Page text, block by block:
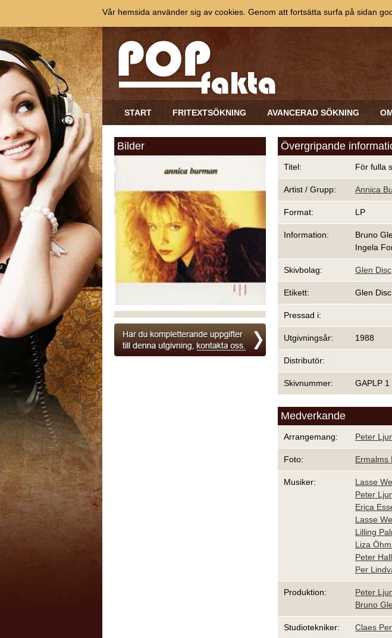
START FRITEXTSÖKNING AVANCERAD SÖKNING
Bilder Övergripande
Titel: För fulla
Artist / Grupp: Annica
Format: LP
Information:
Bruno
Ingela
Skivbolag: Glen Disc
Etikett: Glen Disc
Pressad i:
Utgivningsår: 1988
Distributör:
Skivnummer: GAPLP 1
Medverkande
Arrangemang: Peter
Foto: Ermalms
Musiker: Lasse
Peter
Erica
Lasse
Lilling
Liza
Peter
Per
Produktion: Peter
Bruno
Studiotekniker: Claes
Vår hemsida använder sig av cookies. Genom att fortsätta surfa på sidan